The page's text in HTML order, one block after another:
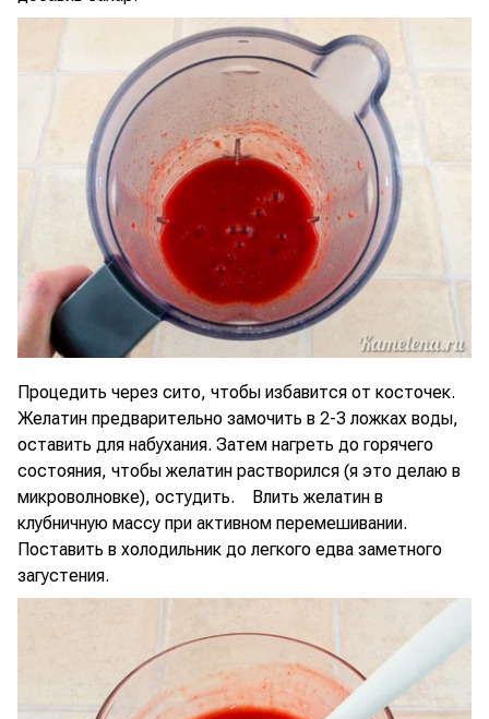
Процедить через сито, чтобы избавится от косточек.
Желатин предварительно замочить в 2-3 ложках воды,
оставить для набухания. Затем нагреть до горячего
состояния, чтобы желатин растворился (я это делаю в
микроволновке), остудить. Влить желатин в
клубничную массу при активном перемешивании.
Поставить в холодильник до легкого едва заметного
загустения.